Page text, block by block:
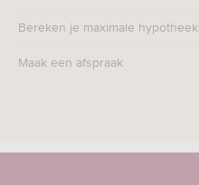
Bereken je maximale hypotheek
Maak een afspraak